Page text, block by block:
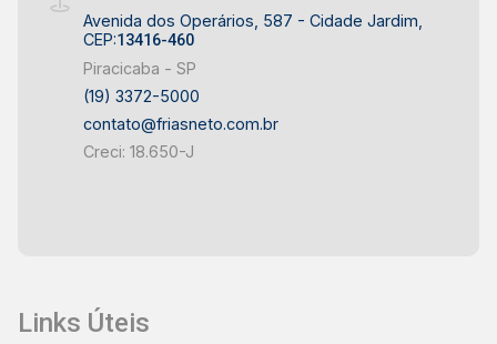
Avenida dos Operários, 587 - Cidade Jardim,
CEP:13416-460
Piracicaba - SP
(19) 3372-5000
contato@friasneto.com.br
Creci: 18.650-J
Links Úteis